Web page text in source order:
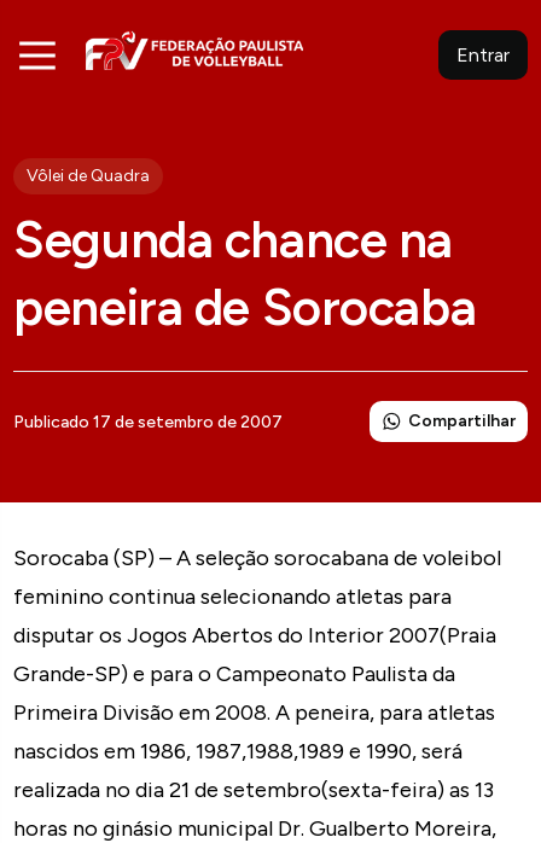
Entrar
Vôlei de Quadra
Segunda chance na
peneira de Sorocaba
Publicado 17 de setembro de 2007 Compartilhar
Sorocaba (SP) – A seleção sorocabana de voleibol
feminino continua selecionando atletas para
disputar os Jogos Abertos do Interior 2007(Praia
Grande-SP) e para o Campeonato Paulista da
Primeira Divisão em 2008. A peneira, para atletas
nascidos em 1986, 1987,1988,1989 e 1990, será
realizada no dia 21 de setembro(sexta-feira) as 13
horas no ginásio municipal Dr. Gualberto Moreira,